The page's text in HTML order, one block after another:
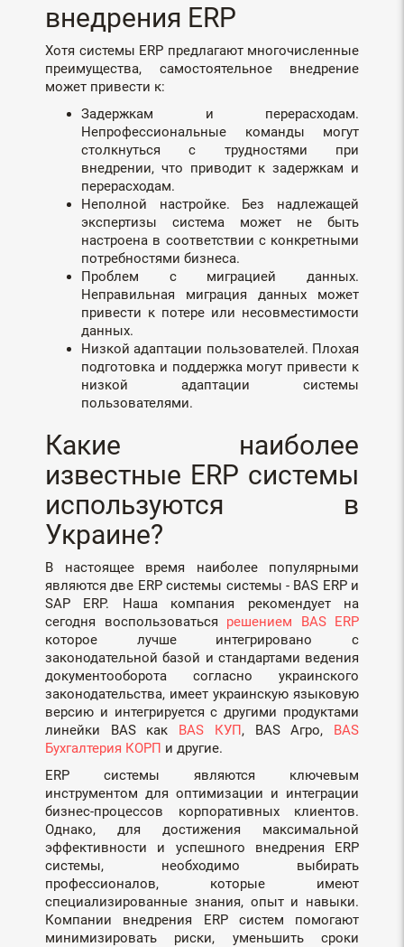
внедрения ERP
Хотя системы ERP предлагают многочисленные
преимущества, самостоятельное внедрение
может привести к:
Задержкам и перерасходам.
Непрофессиональные команды могут
столкнуться с трудностями при
внедрении, что приводит к задержкам и
перерасходам.
Неполной настройке. Без надлежащей
экспертизы система может не быть
настроена в соответствии с конкретными
потребностями бизнеса.
Проблем с миграцией данных.
Неправильная миграция данных может
привести к потере или несовместимости
данных.
Низкой адаптации пользователей. Плохая
подготовка и поддержка могут привести к
низкой адаптации системы
пользователями.
Какие наиболее
известные ERP системы
используются в
Украине?
В настоящее время наиболее популярными
являются две ERP системы системы - BAS ERP и
SAP ERP. Наша компания рекомендует на
сегодня воспользоваться решением BAS ERP
которое лучше интегрировано с
законодательной базой и стандартами ведения
документооборота согласно украинского
законодательства, имеет украинскую языковую
версию и интегрируется с другими продуктами
линейки BAS как BAS КУП, BAS Агро, BAS
Бухгалтерия КОРП и другие.
ERP системы являются ключевым
инструментом для оптимизации и интеграции
бизнес-процессов корпоративных клиентов.
Однако, для достижения максимальной
эффективности и успешного внедрения ERP
системы, необходимо выбирать
профессионалов, которые имеют
специализированные знания, опыт и навыки.
Компании внедрения ERP систем помогают
минимизировать риски, уменьшить сроки